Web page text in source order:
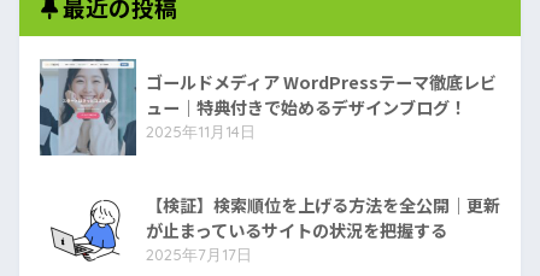
最近の投稿
ゴールドメディア WordPressテーマ徹底レビ
ュー｜特典付きで始めるデザインブログ！
2025年11月14日
【検証】検索順位を上げる方法を全公開｜更新
が止まっているサイトの状況を把握する
2025年7月17日